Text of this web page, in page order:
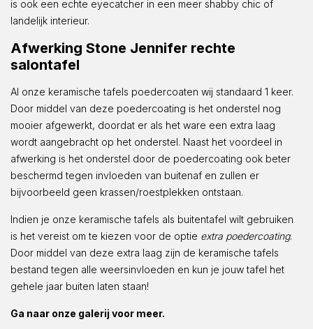
is ook een echte eyecatcher in een meer shabby chic of
landelijk interieur.
Afwerking Stone Jennifer rechte
salontafel
Al onze keramische tafels poedercoaten wij standaard 1 keer.
Door middel van deze poedercoating is het onderstel nog
mooier afgewerkt, doordat er als het ware een extra laag
wordt aangebracht op het onderstel. Naast het voordeel in
afwerking is het onderstel door de poedercoating ook beter
beschermd tegen invloeden van buitenaf en zullen er
bijvoorbeeld geen krassen/roestplekken ontstaan.
Indien je onze keramische tafels als buitentafel wilt gebruiken
is het vereist om te kiezen voor de optie extra poedercoating.
Door middel van deze extra laag zijn de keramische tafels
bestand tegen alle weersinvloeden en kun je jouw tafel het
gehele jaar buiten laten staan!
Ga naar onze galerij voor meer.